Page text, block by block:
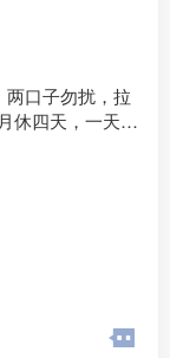
口子勿扰，拉
休四天，一天工
材，拉面师都
永兰州牛肉